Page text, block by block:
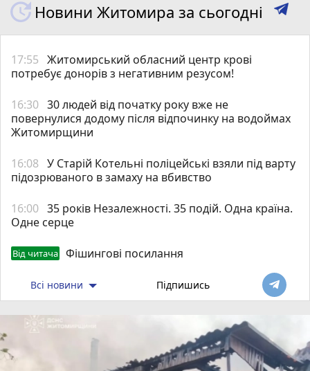
Новини Житомира за сьогодні
17:55 Житомирський обласний центр крові
потребує донорів з негативним резусом!
16:30 30 людей від початку року вже не
повернулися додому після відпочинку на водоймах
Житомирщини
16:08 У Старій Котельні поліцейські взяли під варту
підозрюваного в замаху на вбивство
16:00 35 років Незалежності. 35 подій. Одна країна.
Одне серце
Від читача Фішингові посилання
Всі новини Підпишись